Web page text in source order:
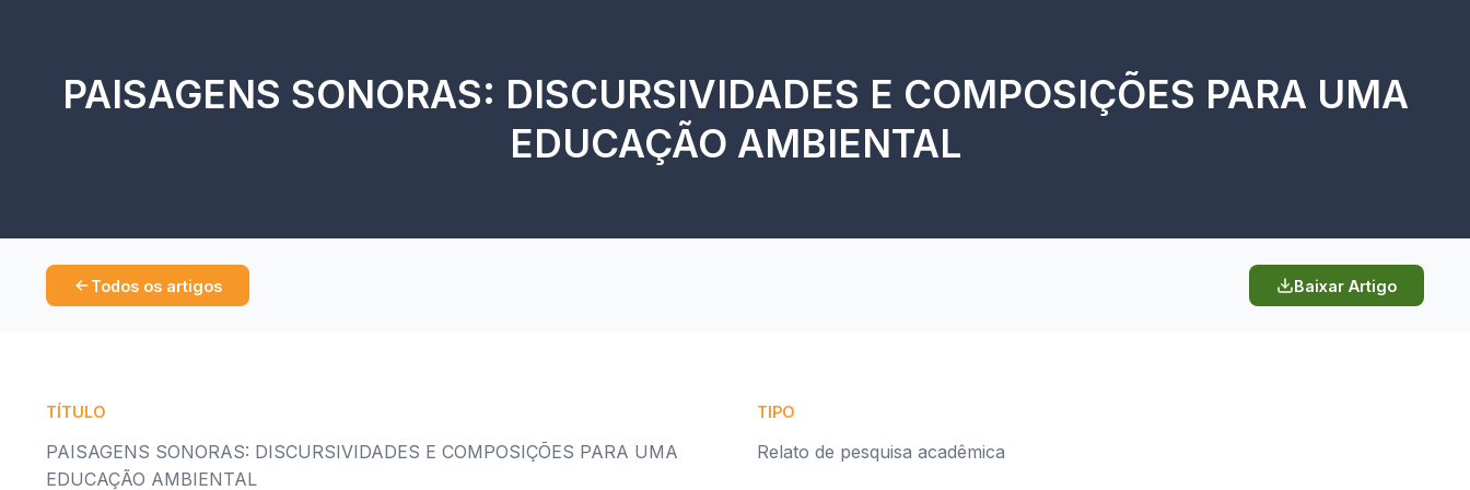
PAISAGENS SONORAS: DISCURSIVIDADES E COMPOSIÇÕES PARA UMA
EDUCAÇÃO AMBIENTAL
Todos os artigos Baixar Artigo
TÍTULO
PAISAGENS SONORAS: DISCURSIVIDADES E COMPOSIÇÕES PARA UMA
EDUCAÇÃO AMBIENTAL
TIPO
Relato de pesquisa acadêmica